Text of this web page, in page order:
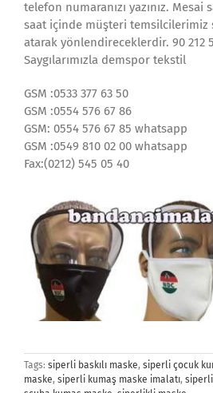
telefon numaranızı yazınız.
saat içinde müşteri temsilcilerimiz
atarak yönlendireceklerdir. 90 212
Saygılarımızla demspor tekstil
GSM :0533 377 63 50
GSM :0554 576 67 86
GSM: 0554 576 67 85 whatsapp
GSM :0549 810 02 00 whatsapp
Fax:(0212) 545 05 40
Tags: siperli baskılı maske, siperli çocuk
maske, siperli kumaş maske imalatı, siperli